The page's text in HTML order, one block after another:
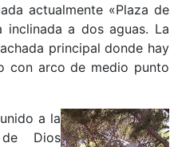
actualmente «Plaza de
a dos aguas. La
principal donde hay
con arco de medio punto
a la
Dios